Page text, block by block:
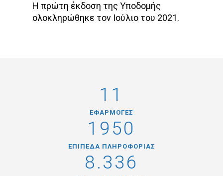
Η πρώτη έκδοση της Υποδομής
ολοκληρώθηκε τον Ιούλιο του 2021.
11
ΕΦΑΡΜΟΓΕΣ
1950
ΕΠΙΠΕΔΑ ΠΛΗΡΟΦΟΡΙΑΣ
8.336